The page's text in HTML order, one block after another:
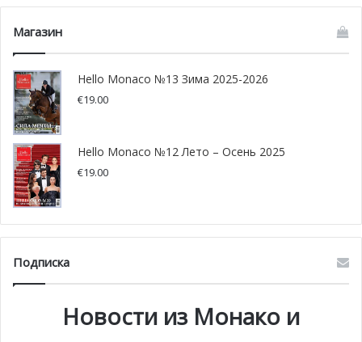
Магазин
Hello Monaco №13 Зима 2025-2026
€19.00
Hello Monaco №12 Лето – Осень 2025
€19.00
Подписка
Новости из Монако и